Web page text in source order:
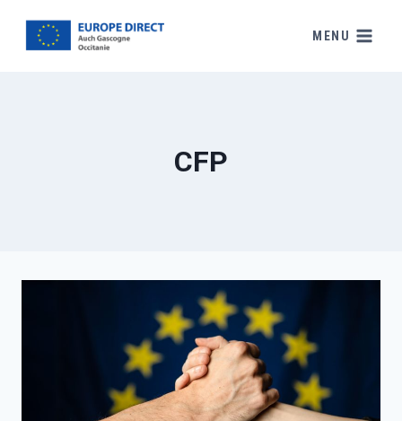
MENU
CFP